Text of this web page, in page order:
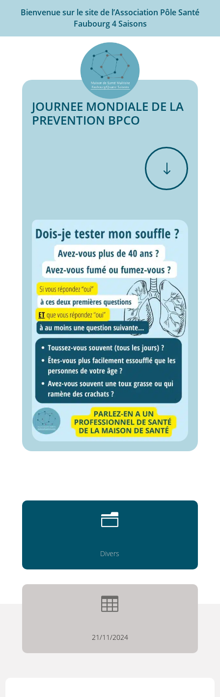
Bienvenue sur le site de l’Association Pôle Santé
Faubourg 4 Saisons
JOURNEE MONDIALE DE LA
PREVENTION BPCO
"
n
Divers

21/11/2024